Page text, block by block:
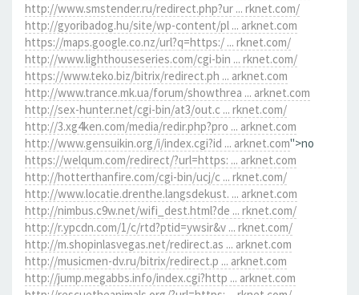
http://www.smstender.ru/redirect.php?ur ... rknet.com/
http://gyoribadog.hu/site/wp-content/pl ... arknet.com
https://maps.google.co.nz/url?q=https:/ ... rknet.com/
http://www.lighthouseseries.com/cgi-bin ... rknet.com/
https://www.teko.biz/bitrix/redirect.ph ... arknet.com
http://www.trance.mk.ua/forum/showthrea ... arknet.com
http://sex-hunter.net/cgi-bin/at3/out.c ... rknet.com/
http://3.xg4ken.com/media/redir.php?pro ... arknet.com
http://www.gensuikin.org/i/index.cgi?id ... arknet.com">no
https://welqum.com/redirect/?url=https: ... arknet.com
http://hotterthanfire.com/cgi-bin/ucj/c ... rknet.com/
http://www.locatie.drenthe.langsdekust. ... arknet.com
http://nimbus.c9w.net/wifi_dest.html?de ... rknet.com/
http://r.ypcdn.com/1/c/rtd?ptid=ywsir&v ... rknet.com/
http://m.shopinlasvegas.net/redirect.as ... arknet.com
http://musicmen-dv.ru/bitrix/redirect.p ... arknet.com
http://jump.megabbs.info/index.cgi?http ... arknet.com